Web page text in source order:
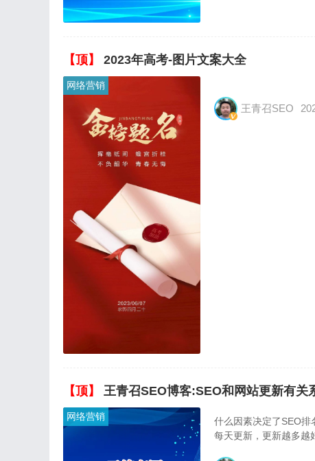
【顶】 2023年高考-图片文案大全
网络营销
王青召SEO
【顶】 王青召SEO博客:SEO和网站更新有关
网络营销
什么因素决定了SEO排
每天更新，更新越多越